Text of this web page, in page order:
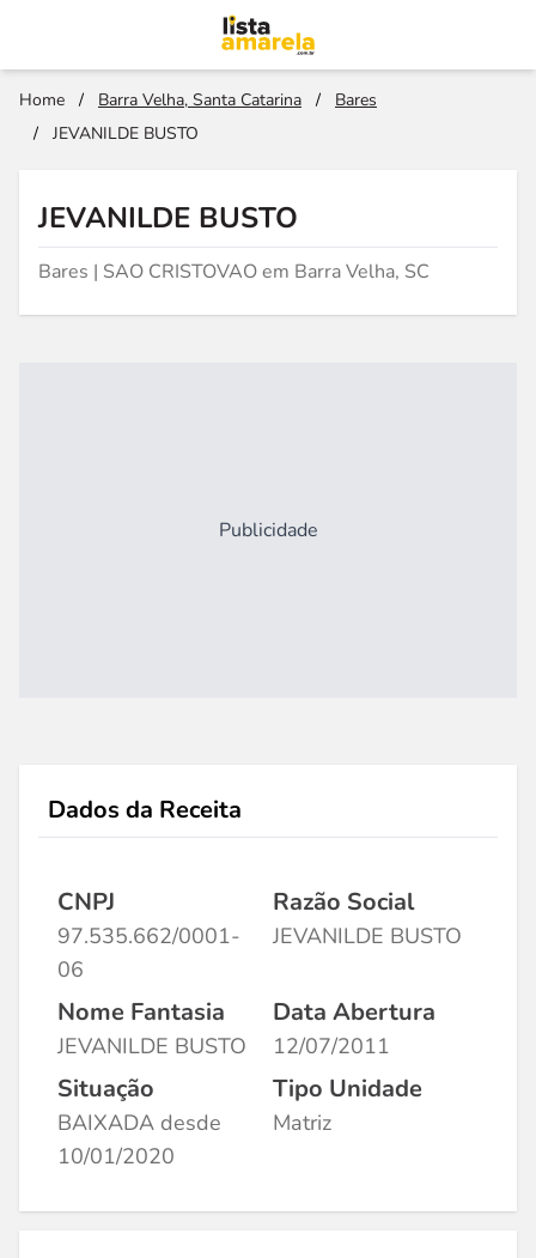
Home / Barra Velha, Santa Catarina /
Bares
/
JEVANILDE BUSTO
JEVANILDE BUSTO
Bares | SAO CRISTOVAO em Barra Velha, SC
Publicidade
Dados da Receita
CNPJ
97.535.662/0001-
06
Razão Social
JEVANILDE BUSTO
Nome Fantasia
JEVANILDE BUSTO
Data Abertura
12/07/2011
Situação
BAIXADA desde
10/01/2020
Tipo Unidade
Matriz